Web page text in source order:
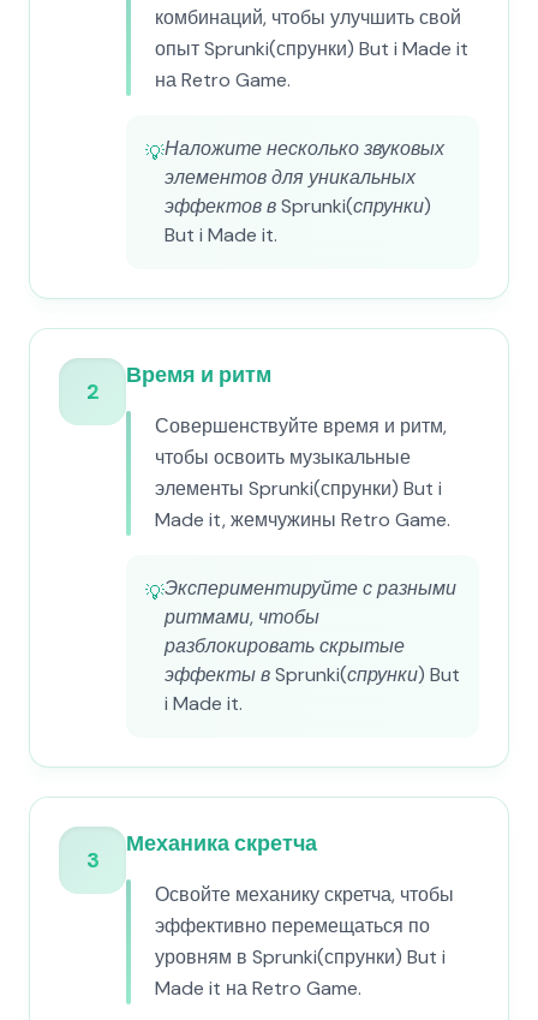
комбинаций, чтобы улучшить свой
опыт Sprunki(спрунки) But i Made it
на Retro Game.
💡Наложите несколько звуковых
элементов для уникальных
эффектов в Sprunki(спрунки)
But i Made it.
2
Время и ритм
Совершенствуйте время и ритм,
чтобы освоить музыкальные
элементы Sprunki(спрунки) But i
Made it, жемчужины Retro Game.
💡Экспериментируйте с разными
ритмами, чтобы
разблокировать скрытые
эффекты в Sprunki(спрунки) But
i Made it.
3
Механика скретча
Освойте механику скретча, чтобы
эффективно перемещаться по
уровням в Sprunki(спрунки) But i
Made it на Retro Game.